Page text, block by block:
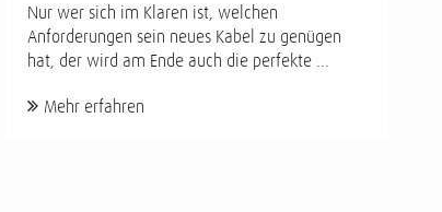
Nur wer sich im Klaren ist, welchen
Anforderungen sein neues Kabel zu genügen
hat, der wird am Ende auch die perfekte ...
Mehr erfahren